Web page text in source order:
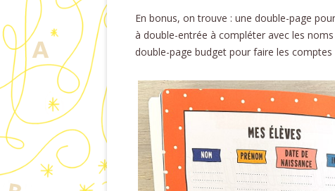
En bonus, on trouve : une double-page
à double-entrée à compléter avec les
double-page budget pour faire les comptes